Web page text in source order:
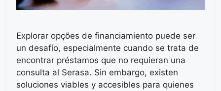
Explorar opções de financiamiento puede ser
un desafío, especialmente cuando se trata de
encontrar préstamos que no requieran una
consulta al Serasa. Sin embargo, existen
soluciones viables y accesibles para quienes